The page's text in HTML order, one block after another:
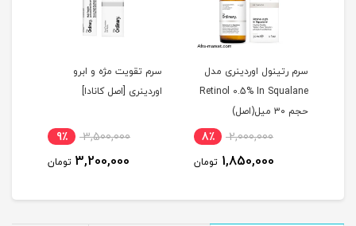
سرم رتینول اوردینری مدل
Retinol 0.5% In Squalane
حجم ۳۰ میل(اصل)
2,000,000 8٪
1,850,000 تومان
سرم تقویت مژه و ابرو
اوردینری [اصل کانادا]
3,500,000 9٪
3,200,000 تومان